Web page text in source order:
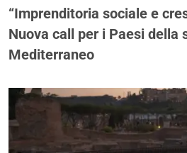
“Imprenditoria sociale e
Nuova call per i Paesi della
Mediterraneo